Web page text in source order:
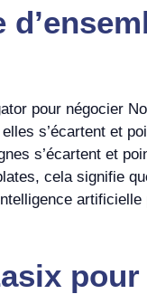
pour négocier
s’écartent et
s’écartent et
cela signifie